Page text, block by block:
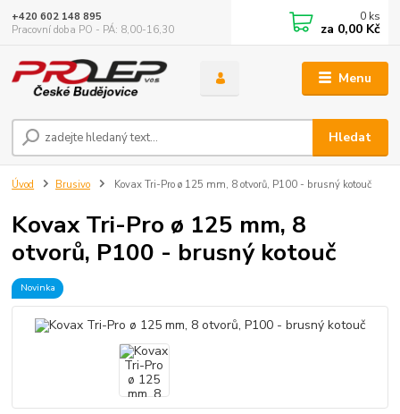
Menu
Hledat
+420 602 148 895
Pracovní doba PO - PÁ: 8,00-16,30
0 ks
za 0,00 Kč
Úvod Brusivo Kovax Tri-Pro ø 125 mm, 8 otvorů, P100 - brusný kotouč
Kovax Tri-Pro ø 125 mm, 8
otvorů, P100 - brusný kotouč
Novinka